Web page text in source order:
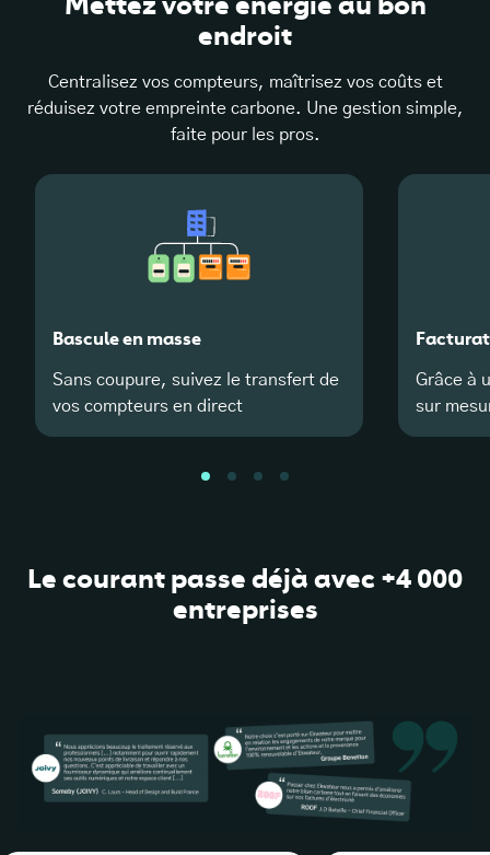
endroit
Centralisez vos compteurs, maîtrisez vos coûts et
réduisez votre empreinte carbone. Une gestion simple,
faite pour les pros.
Bascule en masse
Sans coupure, suivez le transfert de
vos compteurs en direct
Grâce à
sur
Le courant passe déjà avec +4 000
entreprises